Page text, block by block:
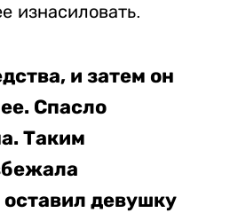
изнасиловать.
и затем он
Спасло
Таким
девушку